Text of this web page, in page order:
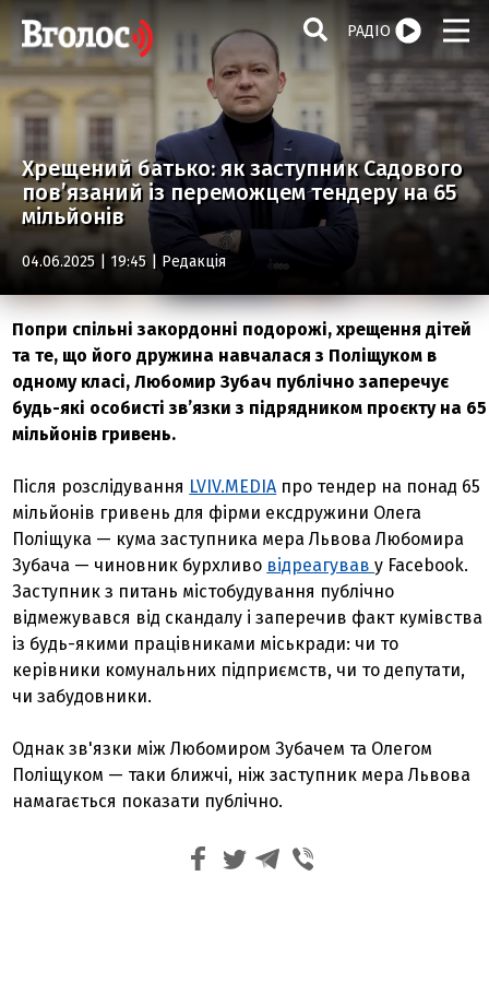
РАДІО
Хрещений батько: як заступник Садового
пов’язаний із переможцем тендеру на 65
мільйонів
04.06.2025 | 19:45 | Редакція
Попри спільні закордонні подорожі, хрещення дітей
та те, що його дружина навчалася з Поліщуком в
одному класі, Любомир Зубач публічно заперечує
будь-які особисті зв’язки з підрядником проєкту на 65
мільйонів гривень.
Після розслідування LVIV.MEDIA про тендер на понад 65
мільйонів гривень для фірми ексдружини Олега
Поліщука — кума заступника мера Львова Любомира
Зубача — чиновник бурхливо відреагуваву Facebook.
Заступник з питань містобудування публічно
відмежувався від скандалу і заперечив факт кумівства
із будь-якими працівниками міськради: чи то
керівники комунальних підприємств, чи то депутати,
чи забудовники.
Однак зв'язки між Любомиром Зубачем та Олегом
Поліщуком — таки ближчі, ніж заступник мера Львова
намагається показати публічно.